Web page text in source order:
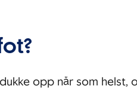
opp når som helst,